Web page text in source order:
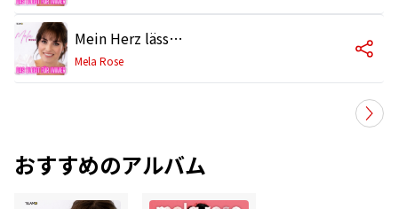
Mein Herz lässt mir keine Wahl
Mela Rose
おすすめのアルバム